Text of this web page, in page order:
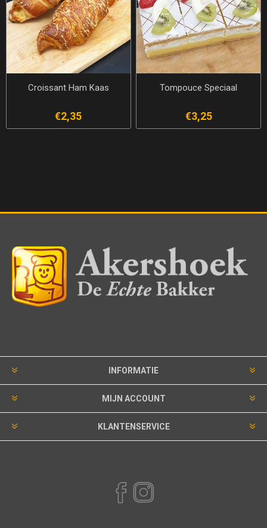
Croissant Ham Kaas
€2,35
Tompouce Speciaal
€3,25
INFORMATIE
MIJN ACCOUNT
KLANTENSERVICE